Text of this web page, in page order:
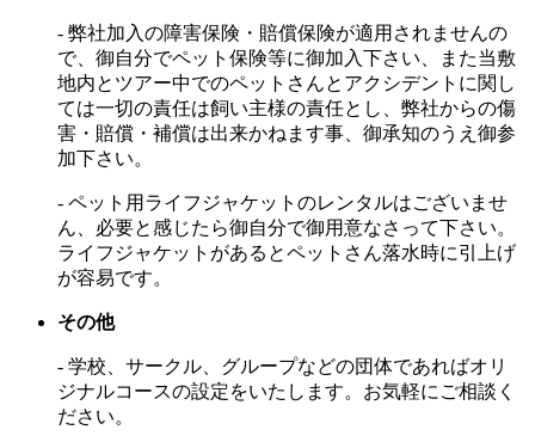
- 弊社加入の障害保険・賠償保険が適用されませんの
で、御自分でペット保険等に御加入下さい、また当敷
地内とツアー中でのペットさんとアクシデントに関し
ては一切の責任は飼い主様の責任とし、弊社からの傷
害・賠償・補償は出来かねます事、御承知のうえ御参
加下さい。
- ペット用ライフジャケットのレンタルはございませ
ん、必要と感じたら御自分で御用意なさって下さい。
ライフジャケットがあるとペットさん落水時に引上げ
が容易です。
その他
- 学校、サークル、グループなどの団体であればオリ
ジナルコースの設定をいたします。お気軽にご相談く
ださい。